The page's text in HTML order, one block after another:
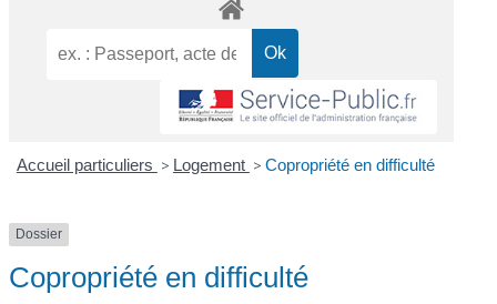
Accueil particuliers > Logement > Copropriété en difficulté
Dossier
Copropriété en difficulté